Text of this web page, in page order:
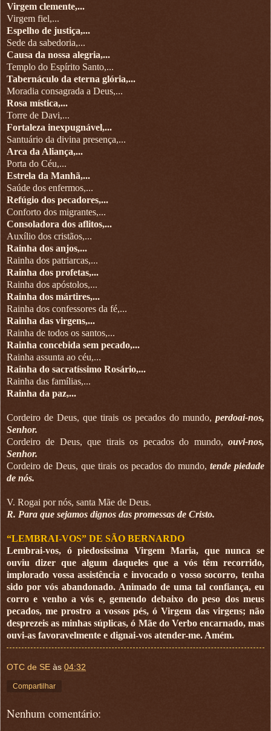
Virgem clemente,...
Virgem fiel,...
Espelho de justiça,...
Sede da sabedoria,...
Causa da nossa alegria,...
Templo do Espírito Santo,...
Tabernáculo da eterna glória,...
Moradia consagrada a Deus,...
Rosa mística,...
Torre de Davi,...
Fortaleza inexpugnável,...
Santuário da divina presença,...
Arca da Aliança,...
Porta do Céu,...
Estrela da Manhã,...
Saúde dos enfermos,...
Refúgio dos pecadores,...
Conforto dos migrantes,...
Consoladora dos aflitos,...
Auxílio dos cristãos,...
Rainha dos anjos,...
Rainha dos patriarcas,...
Rainha dos profetas,...
Rainha dos apóstolos,...
Rainha dos mártires,...
Rainha dos confessores da fé,...
Rainha das virgens,...
Rainha de todos os santos,...
Rainha concebida sem pecado,...
Rainha assunta ao céu,...
Rainha do sacratíssimo Rosário,...
Rainha das famílias,...
Rainha da paz,...
Cordeiro de Deus, que tirais os pecados do mundo, perdoai-nos,
Senhor.
Cordeiro de Deus, que tirais os pecados do mundo, ouvi-nos,
Senhor.
Cordeiro de Deus, que tirais os pecados do mundo, tende piedade
de nós.
V. Rogai por nós, santa Mãe de Deus.
R. Para que sejamos dignos das promessas de Cristo.
“LEMBRAI-VOS” DE SÃO BERNARDO
Lembrai-vos, ó piedosíssima Virgem Maria, que nunca se
ouviu dizer que algum daqueles que a vós têm recorrido,
implorado vossa assistência e invocado o vosso socorro, tenha
sido por vós abandonado. Animado de uma tal confiança, eu
corro e venho a vós e, gemendo debaixo do peso dos meus
pecados, me prostro a vossos pés, ó Virgem das virgens; não
desprezeis as minhas súplicas, ó Mãe do Verbo encarnado, mas
ouvi-as favoravelmente e dignai-vos atender-me. Amém.
OTC de SE às 04:32
Compartilhar
Nenhum comentário: